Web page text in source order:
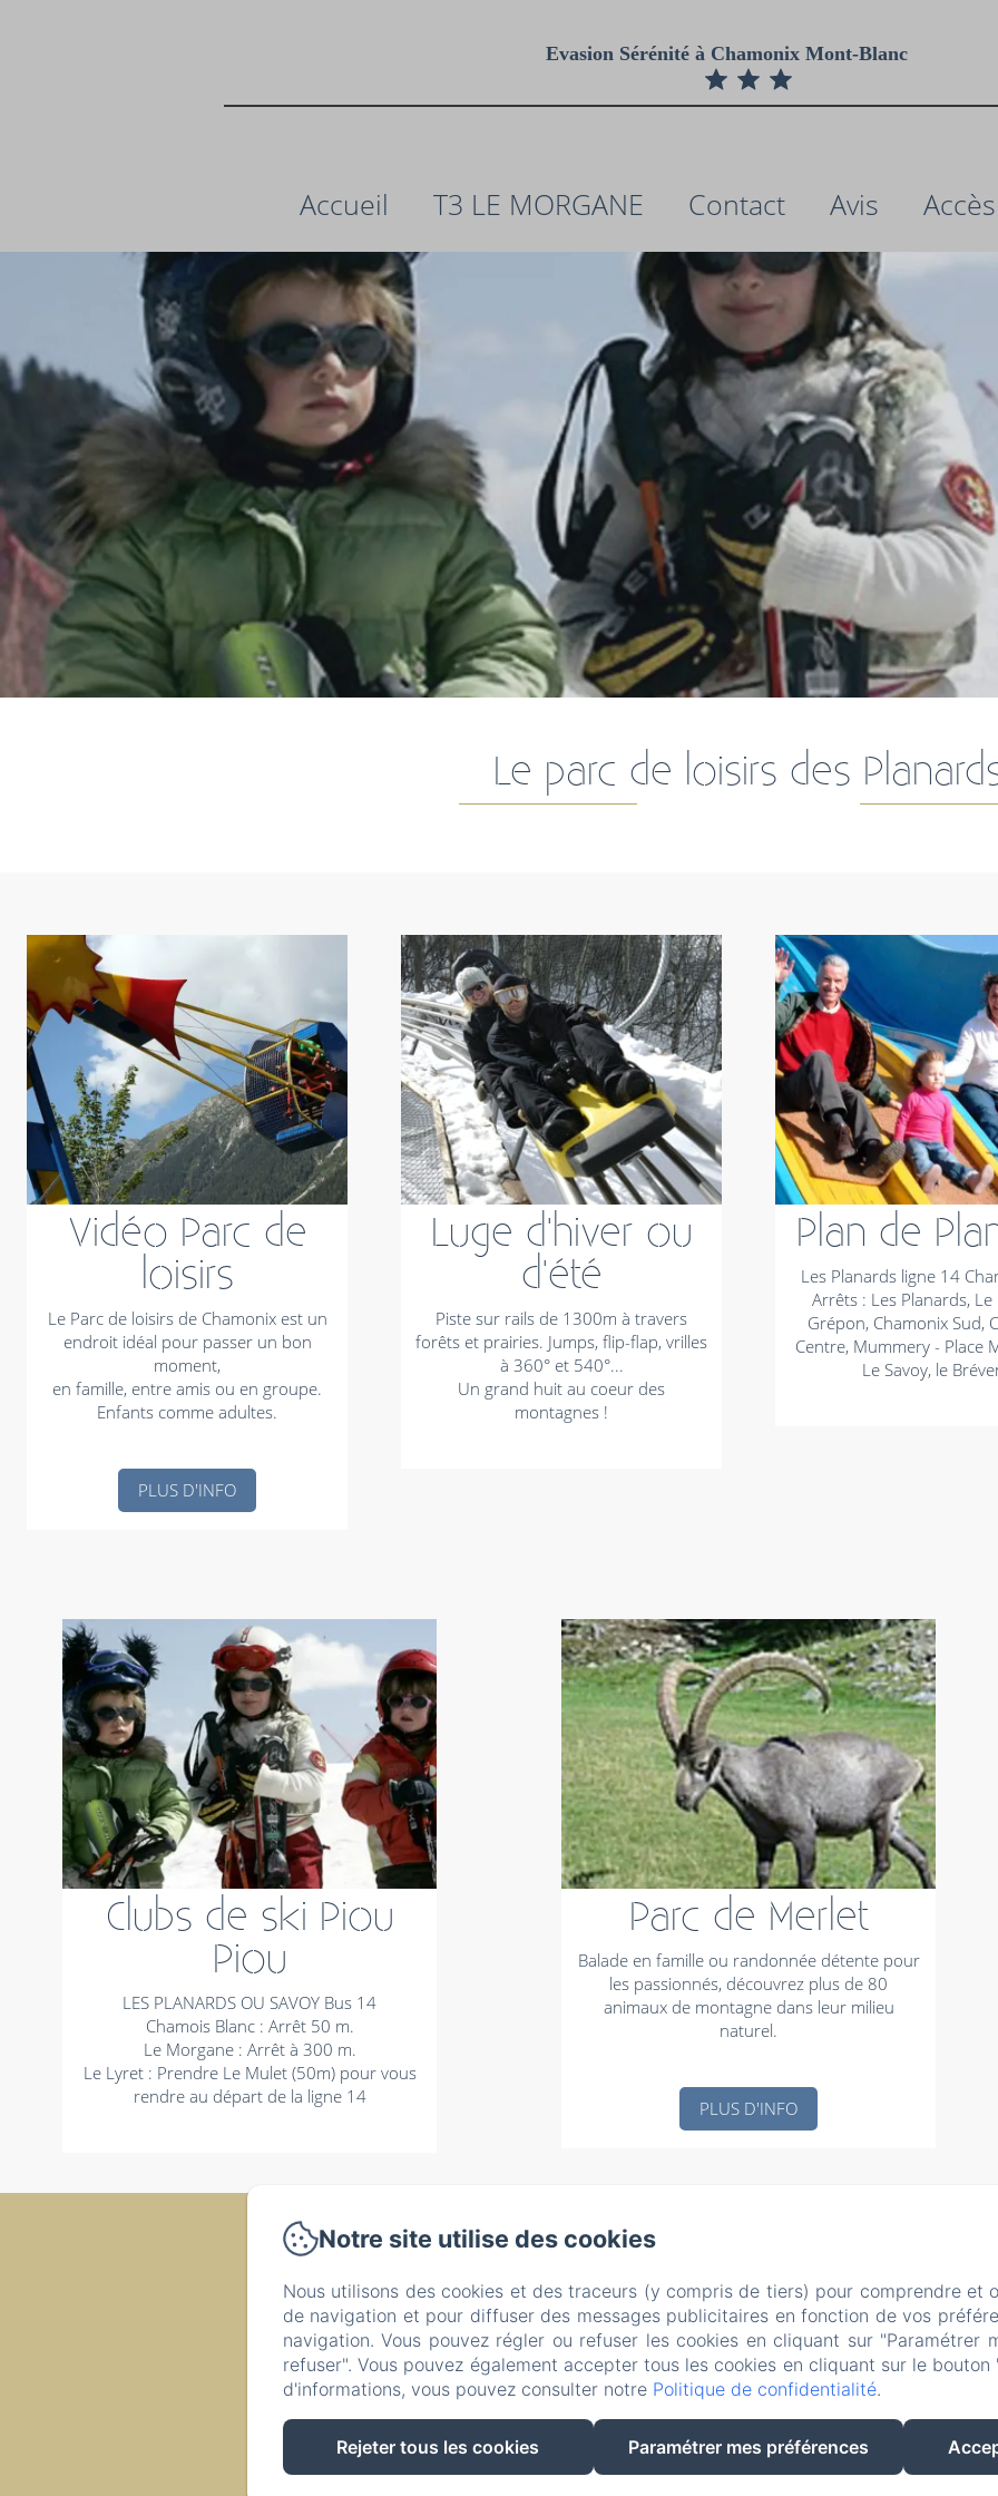
Evasion Sérénité à Chamonix Mont-Blanc
Accueil T3 LE MORGANE Contact Avis Accès
Le parc de loisirs des
Vidéo Parc de
loisirs
Le Parc de loisirs de Chamonix est un
endroit idéal pour passer un bon
moment,
en famille, entre amis ou en groupe.
Enfants comme adultes.
PLUS D'INFO
Luge d'hiver ou
d'été
Piste sur rails de 1300m à travers
forêts et prairies. Jumps, flip-flap, vrilles
à 360° et 540°...
Un grand huit au coeur des
montagnes !
Plan de
Les Planards ligne 14
Arrêts : Les Planards, Le
Grépon, Chamonix Sud,
Centre, Mummery - Place
Le Savoy, le
Clubs de ski Piou
Piou
LES PLANARDS OU SAVOY Bus 14
Chamois Blanc : Arrêt 50 m.
Le Morgane : Arrêt à 300 m.
Le Lyret : Prendre Le Mulet (50m) pour vous
rendre au départ de la ligne 14
Parc de Merlet
Balade en famille ou randonnée détente pour
les passionnés, découvrez plus de 80
animaux de montagne dans leur milieu
naturel.
PLUS D'INFO
Evasion Sérénité à Chamonix Mont-Blanc
Résidence Le Morgane - 195 Avenue de l'Aiguille du Midi, Chamonix-Mont-
chammorgane@hotmail.fr
+33625984792
P. Beaud - N° enregistrement 74056000962N6
Notre site utilise des cookies
Nous utilisons des cookies et des traceurs (y compris de tiers) pour comprendre et
de navigation et pour diffuser des messages publicitaires en fonction de vos
navigation. Vous pouvez régler ou refuser les cookies en cliquant sur "Paramétrer
refuser". Vous pouvez également accepter tous les cookies en cliquant sur le
d'informations, vous pouvez consulter notre Politique de confidentialité.
Rejeter tous les cookies Paramétrer mes préférences